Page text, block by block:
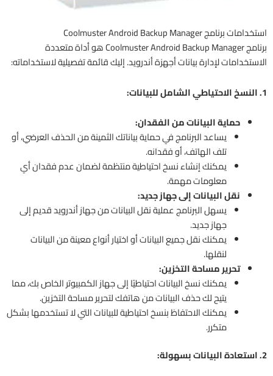
استخدامات برنامج Coolmuster Android Backup Manager
برنامج Coolmuster Android Backup Manager هو أداة متعددة
الاستخدامات لإدارة بيانات أجهزة أندرويد. إليك قائمة تفصيلية لاستخداماته:
1. النسخ الاحتياطي الشامل للبيانات:
حماية البيانات من الفقدان:
يساعد البرنامج في حماية بياناتك الثمينة من الحذف العرضي، أو
تلف الهاتف، أو فقدانه.
يمكنك إنشاء نسخ احتياطية منتظمة لضمان عدم فقدان أي
معلومات مهمة.
نقل البيانات إلى جهاز جديد:
يسهل البرنامج عملية نقل البيانات من جهاز أندرويد قديم إلى
جهاز جديد.
يمكنك نقل جميع البيانات أو اختيار أنواع معينة من البيانات
لنقلها.
تحرير مساحة التخزين:
يمكنك نسخ البيانات احتياطيًا إلى جهاز الكمبيوتر الخاص بك، مما
يتيح لك حذف البيانات من هاتفك لتحرير مساحة التخزين.
يمكنك الاحتفاظ بنسخ احتياطية للبيانات التي لا تستخدمها بشكل
متكرر.
2. استعادة البيانات بسهولة: